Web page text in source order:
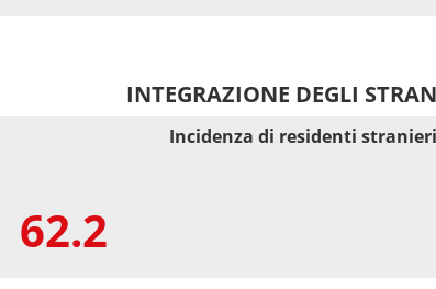
INTEGRAZIONE DEGLI
62.2
Incidenza di residenti stranieri